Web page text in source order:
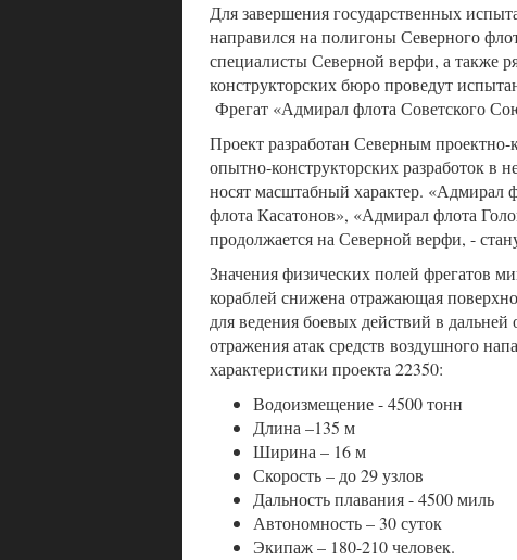
Для завершения государственных
направился на полигоны Северного
специалисты Северной верфи, а также
конструкторских бюро проведут
Фрегат «Адмирал флота Советского
Проект разработан Северным
опытно-конструкторских разработок в
носят масштабный характер.
флота Касатонов», «Адмирал флота
продолжается на Северной верфи, -
Значения физических полей фрегатов
кораблей снижена отражающая
для ведения боевых действий в
отражения атак средств воздушного
характеристики проекта 22350:
Водоизмещение - 4500 тонн
Длина –135 м
Ширина – 16 м
Скорость – до 29 узлов
Дальность плавания - 4500 миль
Автономность – 30 суток
Экипаж – 180-210 человек.